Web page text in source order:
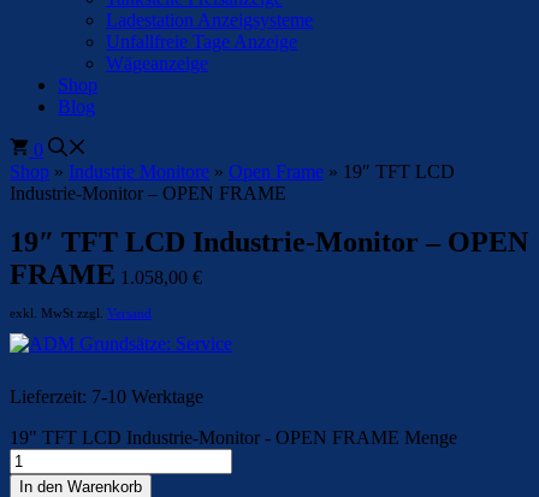
Ladestation Anzeigsysteme
Unfallfreie Tage Anzeige
Wägeanzeige
Shop
Blog
0
Shop » Industrie Monitore » Open Frame » 19″ TFT LCD
Industrie-Monitor – OPEN FRAME
19″ TFT LCD Industrie-Monitor – OPEN
FRAME 1.058,00 €
exkl. MwSt zzgl. Versand
Lieferzeit: 7-10 Werktage
19" TFT LCD Industrie-Monitor - OPEN FRAME Menge
In den Warenkorb